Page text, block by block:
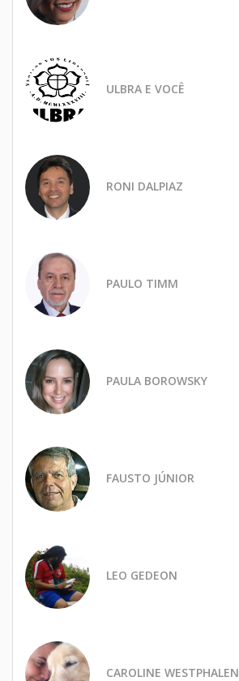
ULBRA E VOCÊ
RONI DALPIAZ
PAULO TIMM
PAULA BOROWSKY
FAUSTO JÚNIOR
LEO GEDEON
CAROLINE WESTPHALEN